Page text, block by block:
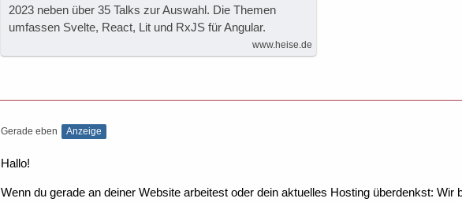
2023 neben über 35 Talks zur Auswahl. Die Themen
umfassen Svelte, React, Lit und RxJS für Angular.
www.heise.de
Gerade eben Anzeige
Hallo!
Wenn du gerade an deiner Website arbeitest oder dein aktuelles Hosting überdenkst: